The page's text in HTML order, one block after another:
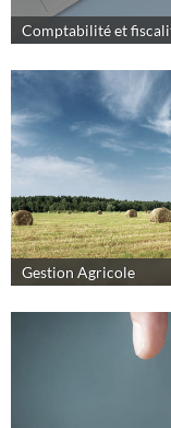
Comptabilité et
Gestion Agricole